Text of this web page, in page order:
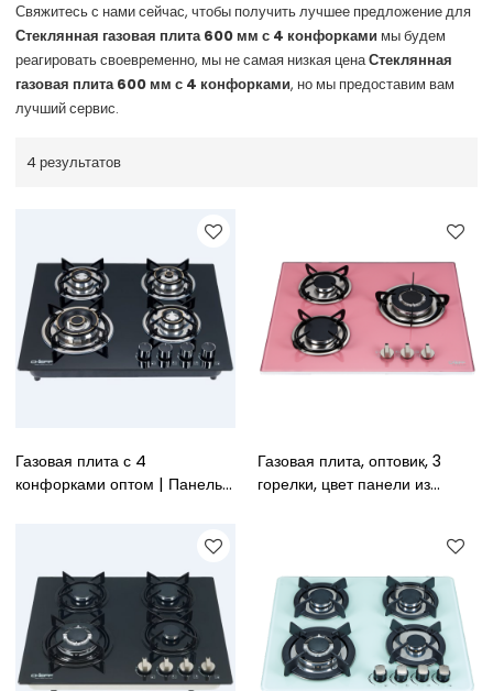
Свяжитесь с нами сейчас, чтобы получить лучшее предложение для
Стеклянная газовая плита 600 мм с 4 конфорками мы будем
реагировать своевременно, мы не самая низкая ценаСтеклянная
газовая плита 600 мм с 4 конфорками, но мы предоставим вам
лучший сервис.
4 результатов
Газовая плита с 4
конфорками оптом | Панель
Газовая плита, оптовик, 3
горелки, цвет панели из